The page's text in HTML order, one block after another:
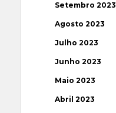
Setembro 2023
Agosto 2023
Julho 2023
Junho 2023
Maio 2023
Abril 2023